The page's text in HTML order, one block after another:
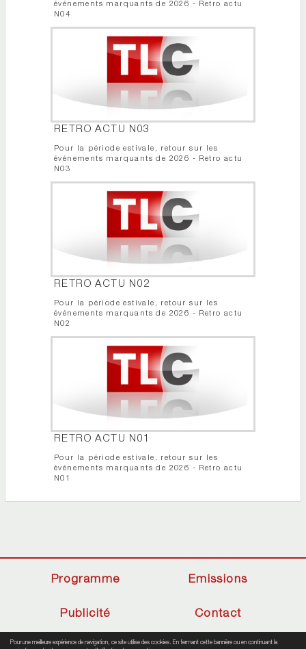
Pour une meilleure expérience de navigation, ce site utilise des cookies. En fermant cette bannière ou en continuant la
événements marquants de 2026 - Retro actu
N04
RETRO ACTU N03
Pour la période estivale, retour sur les
événements marquants de 2026 - Retro actu
N03
RETRO ACTU N02
Pour la période estivale, retour sur les
événements marquants de 2026 - Retro actu
N02
RETRO ACTU N01
Pour la période estivale, retour sur les
événements marquants de 2026 - Retro actu
N01
Programme Emissions
Publicité Contact